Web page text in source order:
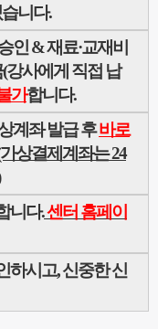
니다.
& 재료·교재비
강사에게 직접 납
가합니다.
계좌 발급 후바로
상결제계좌는 24
니다.센터 홈페이
하시고,신중한 신